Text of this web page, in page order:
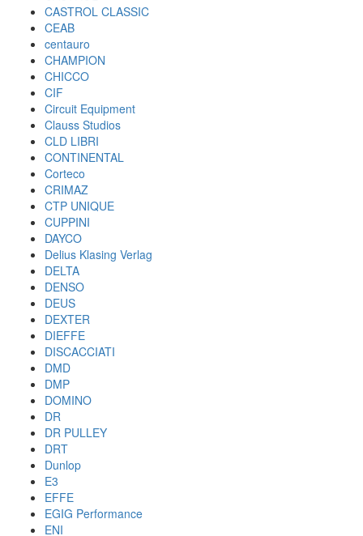
CASTROL CLASSIC
CEAB
centauro
CHAMPION
CHICCO
CIF
Circuit Equipment
Clauss Studios
CLD LIBRI
CONTINENTAL
Corteco
CRIMAZ
CTP UNIQUE
CUPPINI
DAYCO
Delius Klasing Verlag
DELTA
DENSO
DEUS
DEXTER
DIEFFE
DISCACCIATI
DMD
DMP
DOMINO
DR
DR PULLEY
DRT
Dunlop
E3
EFFE
EGIG Performance
ENI